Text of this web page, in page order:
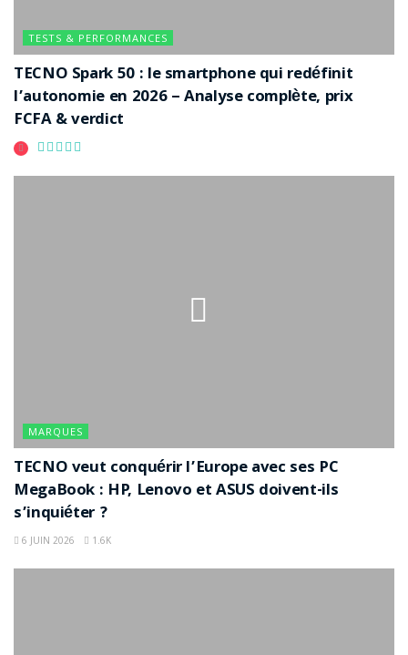
TESTS & PERFORMANCES
TECNO Spark 50 : le smartphone qui redéfinit
l’autonomie en 2026 – Analyse complète, prix
FCFA & verdict
MARQUES
TECNO veut conquérir l’Europe avec ses PC
MegaBook : HP, Lenovo et ASUS doivent-ils
s’inquiéter ?
6 JUIN 2026 1.6K